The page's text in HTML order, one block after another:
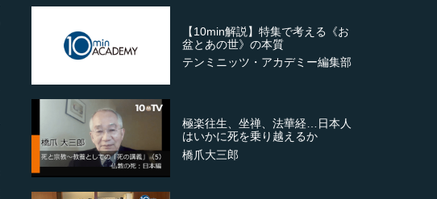
【10min解説】特集で考える《お
盆とあの世》の本質
テンミニッツ・アカデミー編集部
極楽往生、坐禅、法華経…日本人
はいかに死を乗り越えるか
橋爪大三郎